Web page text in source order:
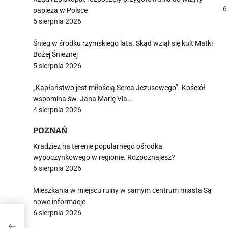
papieża w Polsce
5 sierpnia 2026
Śnieg w środku rzymskiego lata. Skąd wziął się kult Matki
Bożej Śnieżnej
5 sierpnia 2026
„Kapłaństwo jest miłością Serca Jezusowego”. Kościół
wspomina św. Jana Marię Via…
4 sierpnia 2026
POZNAŃ
Kradzież na terenie popularnego ośrodka
wypoczynkowego w regionie. Rozpoznajesz?
6 sierpnia 2026
Mieszkania w miejscu ruiny w samym centrum miasta Są
nowe informacje
6 sierpnia 2026